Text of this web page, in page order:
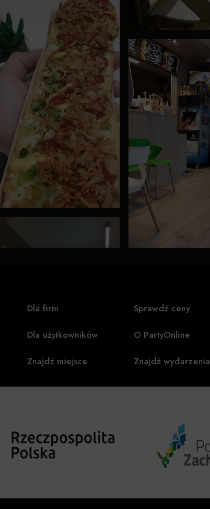
Dla firm
Dla użytkowników
Znajdź miejsce
Sprawdź ceny
O PartyOnline
Znajdź wydarzenia